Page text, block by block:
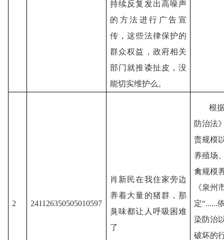
持续反复发出高噪声
的方法进行广告宣
传，这些法律保护的
群众权益，政府相关
部门就推诿扯皮，没
能切实维护么。
2 241126350505010597
肖新民在我住家旁边
养着大量的猪群，那
臭味都让人呼吸困难
了
根
防治法
责规模
养殖场
禽规模
《泉州
定“......
染防治
破坏的